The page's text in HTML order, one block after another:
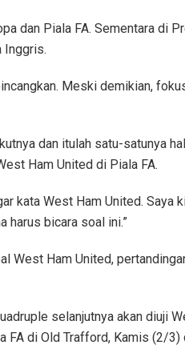
dan Piala FA. Sementara di
Inggris.
Meski demikian,
dan itulah satu-satunya
Ham United di Piala FA.
kata West Ham United. Saya
harus bicara soal ini.”
West Ham United,
selanjutnya akan diuji
FA di Old Trafford, Kamis (2/3)